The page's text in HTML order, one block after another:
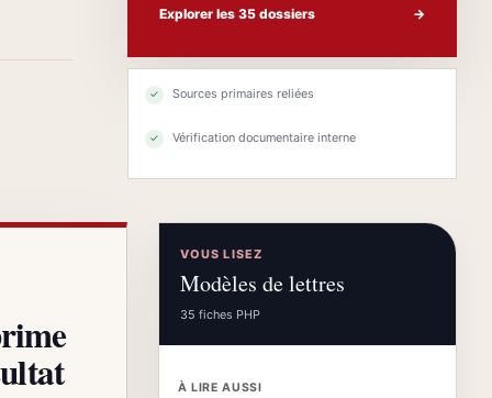
Explorer les 35 dossiers →
✓ Sources primaires reliées
✓ Vérification documentaire interne
VOUS LISEZ
Modèles de lettres
35 fiches PHP
À LIRE AUSSI